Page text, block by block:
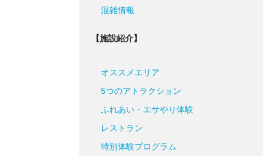
混雑情報
【施設紹介】
オススメエリア
5つのアトラクション
ふれあい・エサやり体験
レストラン
特別体験プログラム